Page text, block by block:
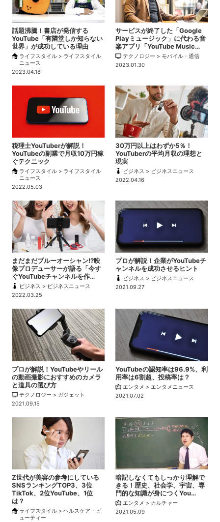
話題沸騰！書店が発信する
YouTube「有隣堂しか知らない
世界」が成功している理由
ライフスタイル > ライフスタイル
ニュース
2023.04.18
サービスが終了した「Google
Playミュージック」に代わる音
楽アプリ「YouTube Music…
テクノロジー > モバイル・通信
2023.01.30
税理士YouTuberが解説！
YouTubeの副業で月収10万円稼
ぐテクニック
ライフスタイル > ライフスタイル
ニュース
2022.05.03
30万円以上はわずか5％！
YouTuberの平均月収の理想と
現実
ビジネス > ビジネスニュース
2022.04.16
まだまだブルーオーシャン!?映
像プロデューサーが語る「今す
ぐYouTubeチャンネルを作…
ビジネス > ビジネスニュース
2022.03.25
プロが解説！企業がYouTubeチ
ャンネルを成功させるヒント
ビジネス > ビジネスニュース
2021.09.27
プロが解説！YouTubeやリール
の動画撮影におすすめのカメラ
と道具の選び方
テクノロジー > ガジェット
2021.09.15
YouTubeの認知率は96.9%、利
用率は6割超、投稿率は？
エンタメ > エンタメニュース
2021.07.02
Z世代が美容の参考にしている
SNSランキングTOP3、3位
TikTok、2位YouTube、1位
は？
ライフスタイル > ヘルスケア・ビ
ューティー
暗記しなくてもしっかり理解で
きる！歴史、社会学、宇宙、専
門的な知識が身につくYou…
エンタメ > カルチャー
2021.05.09